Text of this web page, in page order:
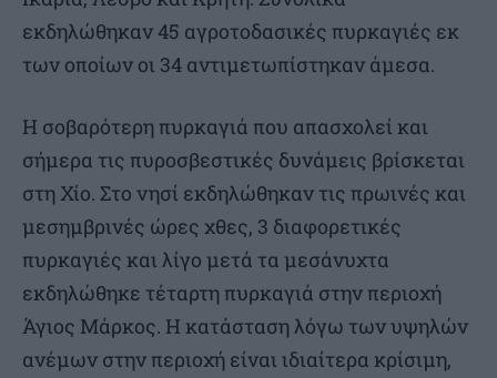
εκδηλώθηκαν 45 αγροτοδασικές πυρκαγιές εκ
των οποίων οι 34 αντιμετωπίστηκαν άμεσα.
Η σοβαρότερη πυρκαγιά που απασχολεί και
σήμερα τις πυροσβεστικές δυνάμεις βρίσκεται
στη Χίο. Στο νησί εκδηλώθηκαν τις πρωινές και
μεσημβρινές ώρες χθες, 3 διαφορετικές
πυρκαγιές και λίγο μετά τα μεσάνυχτα
εκδηλώθηκε τέταρτη πυρκαγιά στην περιοχή
Άγιος Μάρκος. Η κατάσταση λόγω των υψηλών
ανέμων στην περιοχή είναι ιδιαίτερα κρίσιμη,